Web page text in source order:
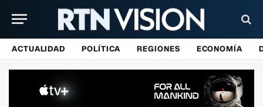
ACTUALIDAD POLÍTICA REGIONES ECONOMÍA